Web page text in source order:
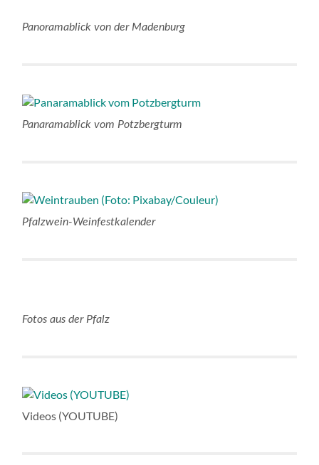
Panoramablick von der Madenburg
Panaramablick vom Potzbergturm
Pfalzwein-Weinfestkalender
Fotos aus der Pfalz
Videos (YOUTUBE)